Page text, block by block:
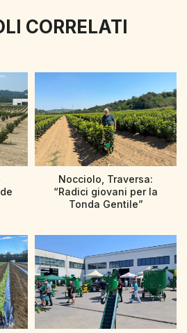
CORRELATI
Nocciolo, Traversa:
“Radici giovani per la
Tonda Gentile”